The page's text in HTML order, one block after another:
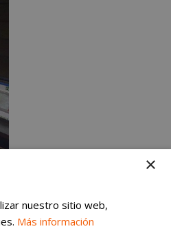
×
nuestro sitio web,
Más información